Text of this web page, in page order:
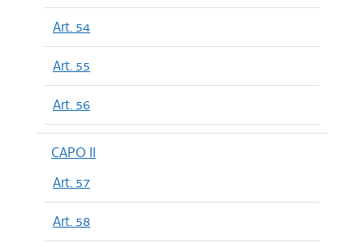
Art. 54
Art. 55
Art. 56
CAPO II
Art. 57
Art. 58